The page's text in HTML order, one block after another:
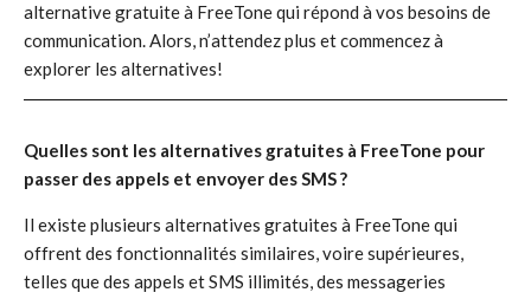
alternative gratuite à FreeTone qui répond à vos besoins de
communication. Alors, n’attendez plus et commencez à
explorer les alternatives!
Quelles sont les alternatives gratuites à FreeTone pour
passer des appels et envoyer des SMS ?
Il existe plusieurs alternatives gratuites à FreeTone qui
offrent des fonctionnalités similaires, voire supérieures,
telles que des appels et SMS illimités, des messageries